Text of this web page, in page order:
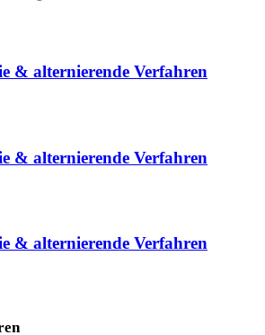
& alternierende Verfahren
& alternierende Verfahren
& alternierende Verfahren